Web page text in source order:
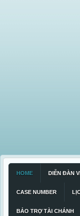
HOME DIỄN ĐÀN
CASE NUMBER
BẢO TRỢ TÀI CHÁNH